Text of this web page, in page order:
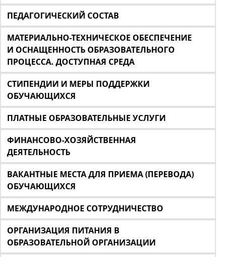
ПЕДАГОГИЧЕСКИЙ СОСТАВ
МАТЕРИАЛЬНО-ТЕХНИЧЕСКОЕ ОБЕСПЕЧЕНИЕ
И ОСНАЩЕННОСТЬ ОБРАЗОВАТЕЛЬНОГО
ПРОЦЕССА. ДОСТУПНАЯ СРЕДА
СТИПЕНДИИ И МЕРЫ ПОДДЕРЖКИ
ОБУЧАЮЩИХСЯ
ПЛАТНЫЕ ОБРАЗОВАТЕЛЬНЫЕ УСЛУГИ
ФИНАНСОВО-ХОЗЯЙСТВЕННАЯ
ДЕЯТЕЛЬНОСТЬ
ВАКАНТНЫЕ МЕСТА ДЛЯ ПРИЕМА (ПЕРЕВОДА)
ОБУЧАЮЩИХСЯ
МЕЖДУНАРОДНОЕ СОТРУДНИЧЕСТВО
ОРГАНИЗАЦИЯ ПИТАНИЯ В
ОБРАЗОВАТЕЛЬНОЙ ОРГАНИЗАЦИИ